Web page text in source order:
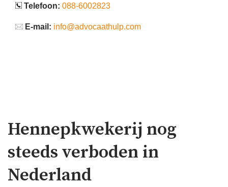
Telefoon: 088-6002823
E-mail: info@advocaathulp.com
Hennepkwekerij nog
steeds verboden in
Nederland